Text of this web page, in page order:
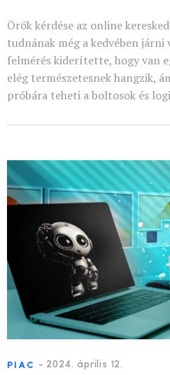
Örök kérdése az online
tudnának még a kedvében járni
felmérés kiderítette, hogy van
elég természetesnek hangzik,
próbára teheti a boltosok és
PIAC - 2024. április 12.